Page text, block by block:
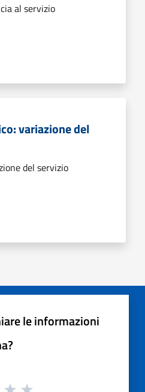
al servizio
variazione del
del servizio
le informazioni